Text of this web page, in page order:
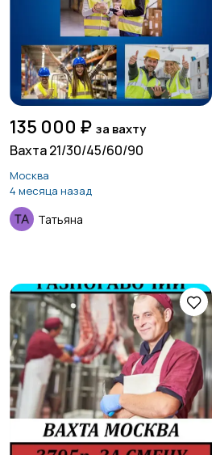
135 000 ₽ за вахту
Вахта 21/30/45/60/90
Москва
4 месяца назад
Татьяна